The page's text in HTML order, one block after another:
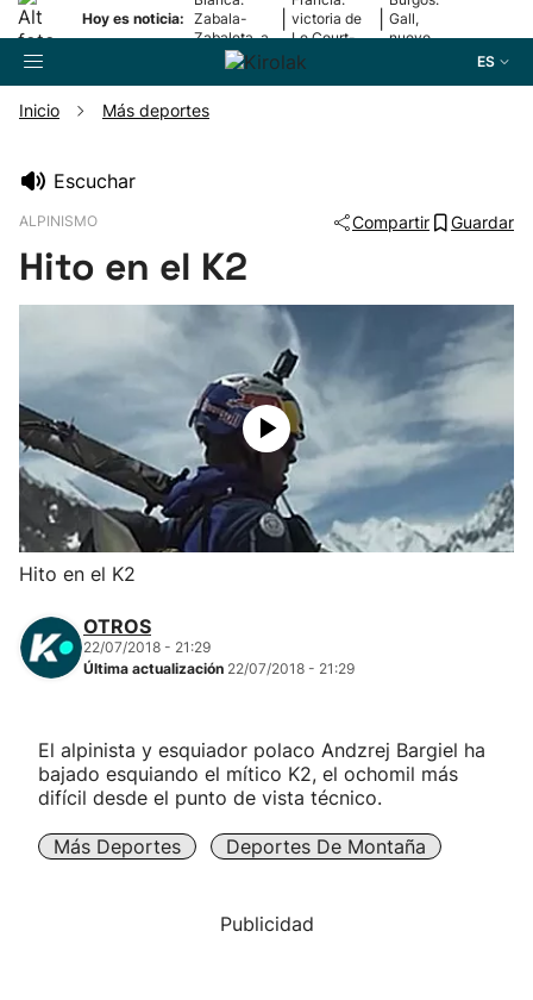
Hoy es noticia: Zabala-
Zabaleta, a
la final
victoria de
Le Court-
Pienaar
Gall,
nuevo
ES
Pelota
Baloncesto
Ciclismo
Herri-kirolak
Balonmano
Atletismo
Carreras de montaña
Inicio Más deportes
Escuchar
ALPINISMO Compartir Guardar
Hito en el K2
Hito en el K2
OTROS
22/07/2018 - 21:29
Última actualización 22/07/2018 - 21:29
El alpinista y esquiador polaco Andzrej Bargiel ha
bajado esquiando el mítico K2, el ochomil más
difícil desde el punto de vista técnico.
Más Deportes Deportes De Montaña
Publicidad